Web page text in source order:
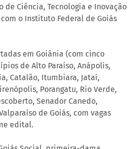
de Ciência, Tecnologia e Inovação
o Instituto Federal de Goiás
em Goiânia (com cinco
de Alto Paraíso, Anápolis,
Catalão, Itumbiara, Jataí,
Porangatu, Rio Verde,
Senador Canedo,
de Goiás, com vagas
edital.